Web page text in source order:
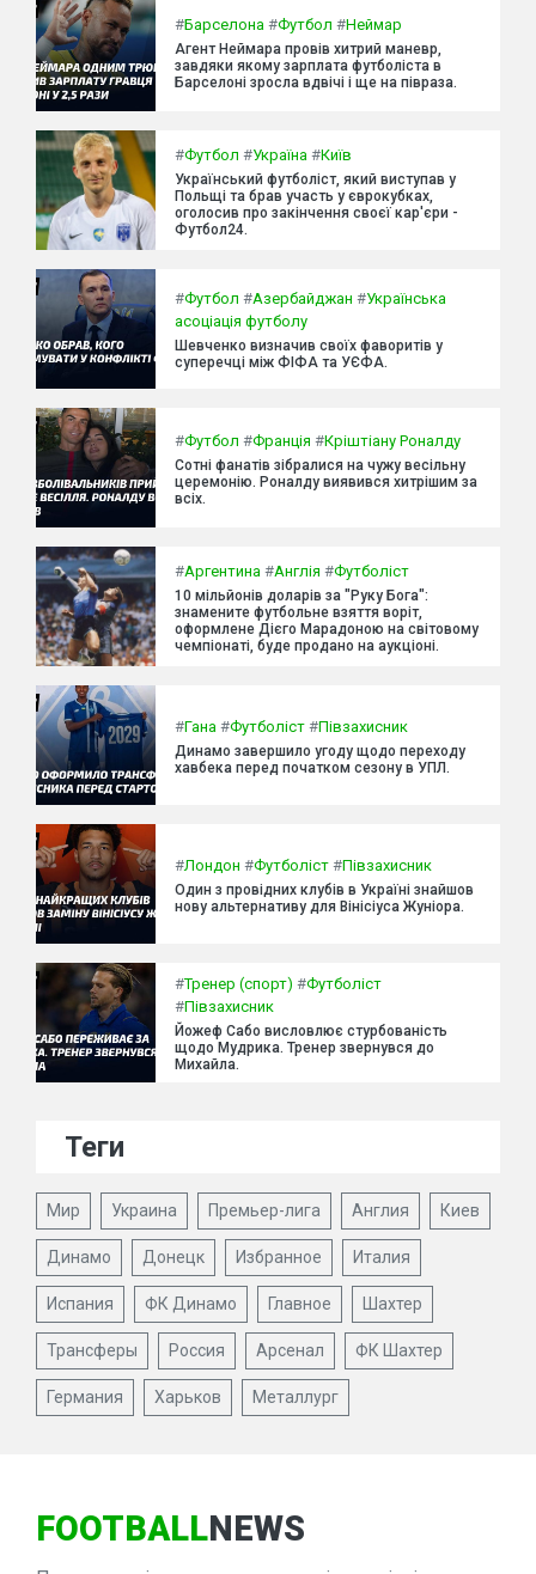
#Барселона #Футбол #Неймар
Агент Неймара провів хитрий маневр,
завдяки якому зарплата футболіста в
Барселоні зросла вдвічі і ще на півраза.
#Футбол #Україна #Київ
Український футболіст, який виступав у
Польщі та брав участь у єврокубках,
оголосив про закінчення своєї кар'єри -
Футбол24.
#Футбол #Азербайджан #Українська
асоціація футболу
Шевченко визначив своїх фаворитів у
суперечці між ФІФА та УЄФА.
#Футбол #Франція #Кріштіану Роналду
Сотні фанатів зібралися на чужу весільну
церемонію. Роналду виявився хитрішим за
всіх.
#Аргентина #Англія #Футболіст
10 мільйонів доларів за "Руку Бога":
знамените футбольне взяття воріт,
оформлене Дієго Марадоною на світовому
чемпіонаті, буде продано на аукціоні.
#Гана #Футболіст #Півзахисник
Динамо завершило угоду щодо переходу
хавбека перед початком сезону в УПЛ.
#Лондон #Футболіст #Півзахисник
Один з провідних клубів в Україні знайшов
нову альтернативу для Вінісіуса Жуніора.
#Тренер (спорт) #Футболіст
#Півзахисник
Йожеф Сабо висловлює стурбованість
щодо Мудрика. Тренер звернувся до
Михайла.
Теги
Мир Украина Премьер-лига Англия Киев
Динамо Донецк Избранное Италия
Испания ФК Динамо Главное Шахтер
Трансферы Россия Арсенал ФК Шахтер
Германия Харьков Металлург
FOOTBALLNEWS